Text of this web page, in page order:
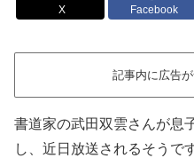
X Facebook
記事内に広告が
書道家の武田双雲さんが息
し、近日放送されるそうで